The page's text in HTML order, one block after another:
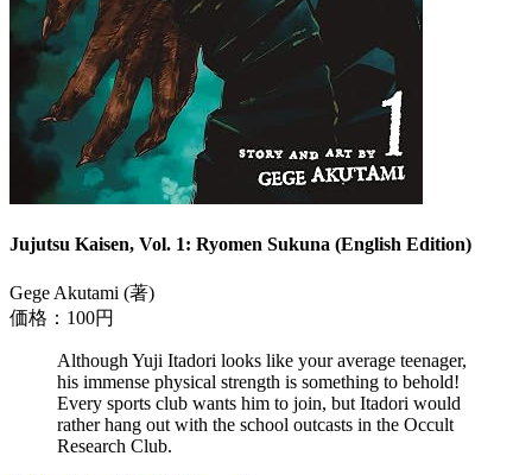
Jujutsu Kaisen, Vol. 1: Ryomen Sukuna (English Edition)
Gege Akutami (著)
価格：100円
Although Yuji Itadori looks like your average teenager,
his immense physical strength is something to behold!
Every sports club wants him to join, but Itadori would
rather hang out with the school outcasts in the Occult
Research Club.